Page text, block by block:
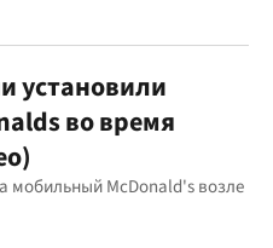
установили
во время
мобильный McDonald's возле